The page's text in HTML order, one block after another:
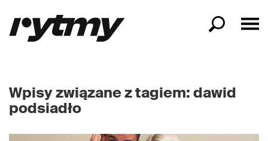
Wpisy związane z tagiem: dawid
podsiadło